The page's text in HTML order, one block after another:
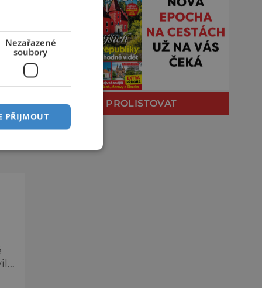
PROLISTOVAT
Nezařazené
soubory
PŘIJMOUT